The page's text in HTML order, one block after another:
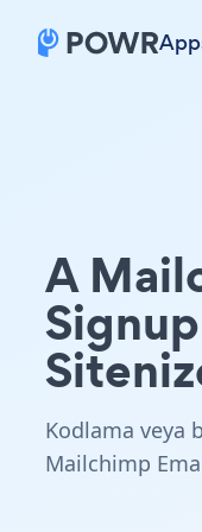
A
Signup
Kodlama veya
Mailchimp